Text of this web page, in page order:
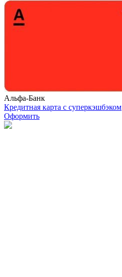
Альфа-Банк
Кредитная карта с суперкэшбэком
Оформить